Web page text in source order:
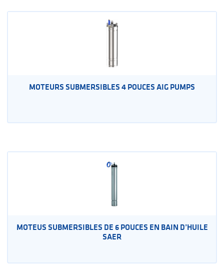
MOTEURS SUBMERSIBLES 4 POUCES AIG PUMPS
MOTEUS SUBMERSIBLES DE 6 POUCES EN BAIN D’HUILE
SAER